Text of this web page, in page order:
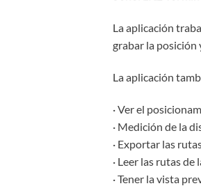
La aplicación
grabar la posición
La aplicación
· Ver el
· Medición de la
· Exportar las
· Leer las rutas
· Tener la vista